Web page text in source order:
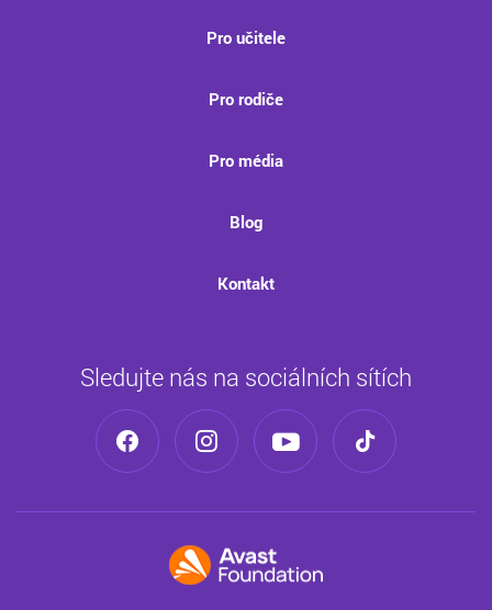
Pro učitele
Pro rodiče
Pro média
Blog
Kontakt
Sledujte nás na sociálních sítích